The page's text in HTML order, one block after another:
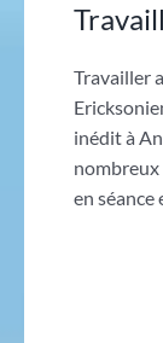
Travailler
inédit à
en séance